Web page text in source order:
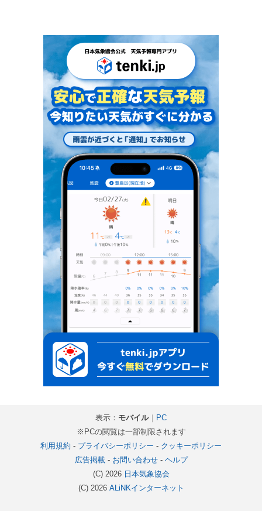
表示： モバイル｜ PC
※PCの閲覧は一部制限されます
利用規約 - プライバシーポリシー - クッキーポリシー
広告掲載- お問い合わせ- ヘルプ
(C) 2026 日本気象協会
(C) 2026 ALiNKインターネット